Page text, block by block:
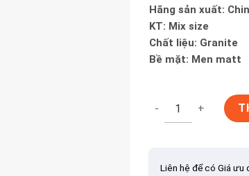
Hãng sản xuất:
KT: Mix size
Chất liệu: Granite
Bề mặt: Men matt
Gạch Ốp Lát Mix
Liên hệ để có Giá ưu